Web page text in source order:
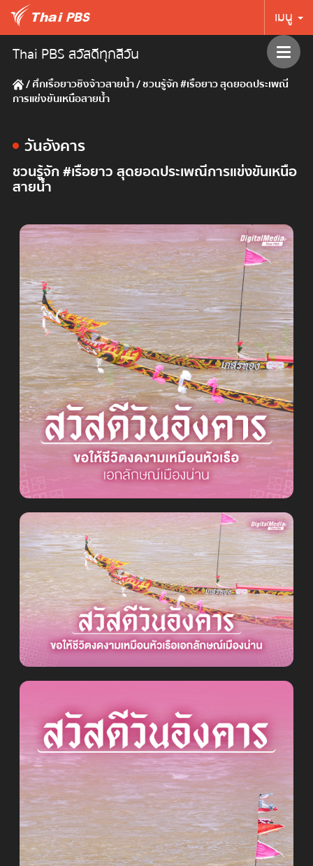
เมนู
Thai PBS สวัสดีทุกสีวัน
/ศึกเรือยาวชิงจ้าวสายน้ำ/ชวนรู้จัก #เรือยาว สุดยอดประเพณี
การแข่งขันเหนือสายน้ำ
วันอังคาร
ชวนรู้จัก #เรือยาว สุดยอดประเพณีการแข่งขันเหนือ
สายน้ำ